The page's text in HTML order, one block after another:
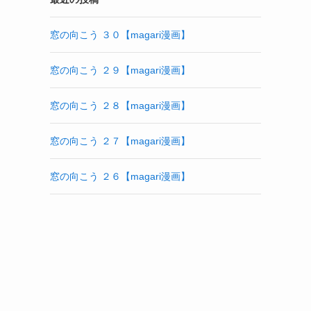
窓の向こう ３０【magari漫画】
窓の向こう ２９【magari漫画】
窓の向こう ２８【magari漫画】
窓の向こう ２７【magari漫画】
窓の向こう ２６【magari漫画】